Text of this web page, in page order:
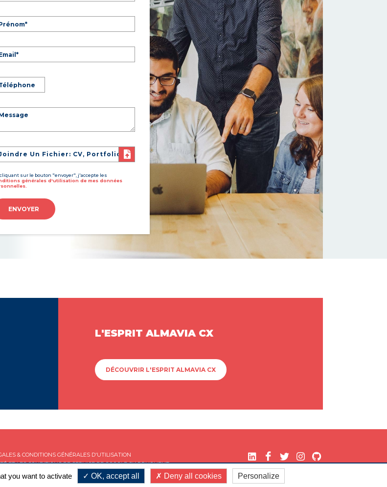
Un Fichier: CV, Portfolio
sur le bouton "envoyer", j'accepte les
générales d'utilisation de mes données
ENVOYER
L'ESPRIT ALMAVIA CX
DÉCOUVRIR L'ESPRIT ALMAVIA CX
& CONDITIONS GÉNÉRALES D'UTILISATION
ET LESCONDITIONS DE SERVICEDE GOOGLE S'APPLIQUENT.
you want to activate OK, accept all Deny all cookies Personalize